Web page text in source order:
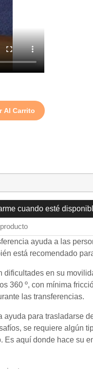
Al Carrito
cuando esté
ayuda a las
está recomendado
dificultades en su
360 º, con mínima
las transferencias.
ayuda para trasladarse
se requiere algún
Es aquí donde hace su